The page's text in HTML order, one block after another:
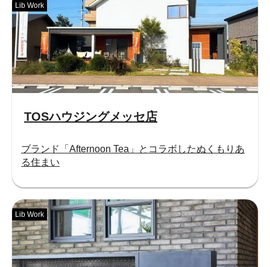
TOSハウジングメッセ店
Lib Work
ブランド「Afternoon Tea」とコラボしたぬくもりあ
る住まい
Lib Work